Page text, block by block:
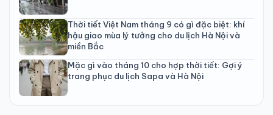
Thời tiết Việt Nam tháng 9 có gì đặc biệt: khí
hậu giao mùa lý tưởng cho du lịch Hà Nội và
miền Bắc
Mặc gì vào tháng 10 cho hợp thời tiết: Gợi ý
trang phục du lịch Sapa và Hà Nội